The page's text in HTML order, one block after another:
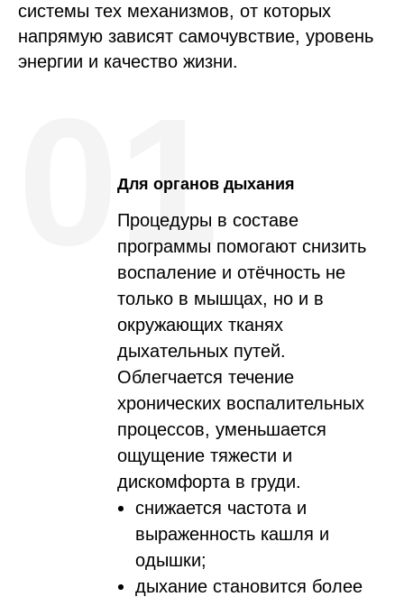
системы тех механизмов, от которых
напрямую зависят самочувствие, уровень
энергии и качество жизни.
Для органов дыхания
Процедуры в составе
программы помогают снизить
воспаление и отёчность не
только в мышцах, но и в
окружающих тканях
дыхательных путей.
Облегчается течение
хронических воспалительных
процессов, уменьшается
ощущение тяжести и
дискомфорта в груди.
снижается частота и
выраженность кашля и
одышки;
дыхание становится более
01